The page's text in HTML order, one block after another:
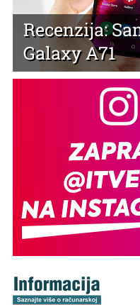
Recenzija:
Galaxy A71